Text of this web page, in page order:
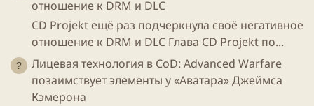
отношение к DRM и DLC
CD Projekt ещё раз подчеркнула своё негативное
отношение к DRM и DLC Глава CD Projekt по...
Лицевая технология в CoD: Advanced Warfare
позаимствует элементы у «Аватара» Джеймса
Кэмерона